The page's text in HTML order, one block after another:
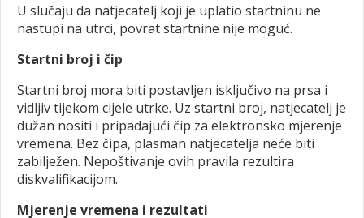
U slučaju da natjecatelj koji je uplatio startninu ne
nastupi na utrci, povrat startnine nije moguć.
Startni broj i čip
Startni broj mora biti postavljen isključivo na prsa i
vidljiv tijekom cijele utrke. Uz startni broj, natjecatelj je
dužan nositi i pripadajući čip za elektronsko mjerenje
vremena. Bez čipa, plasman natjecatelja neće biti
zabilježen. Nepoštivanje ovih pravila rezultira
diskvalifikacijom.
Mjerenje vremena i rezultati